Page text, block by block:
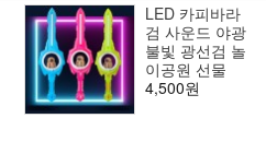
LED 카피바라
검 사운드 야광
불빛 광선검 놀
이공원 선물
4,500원